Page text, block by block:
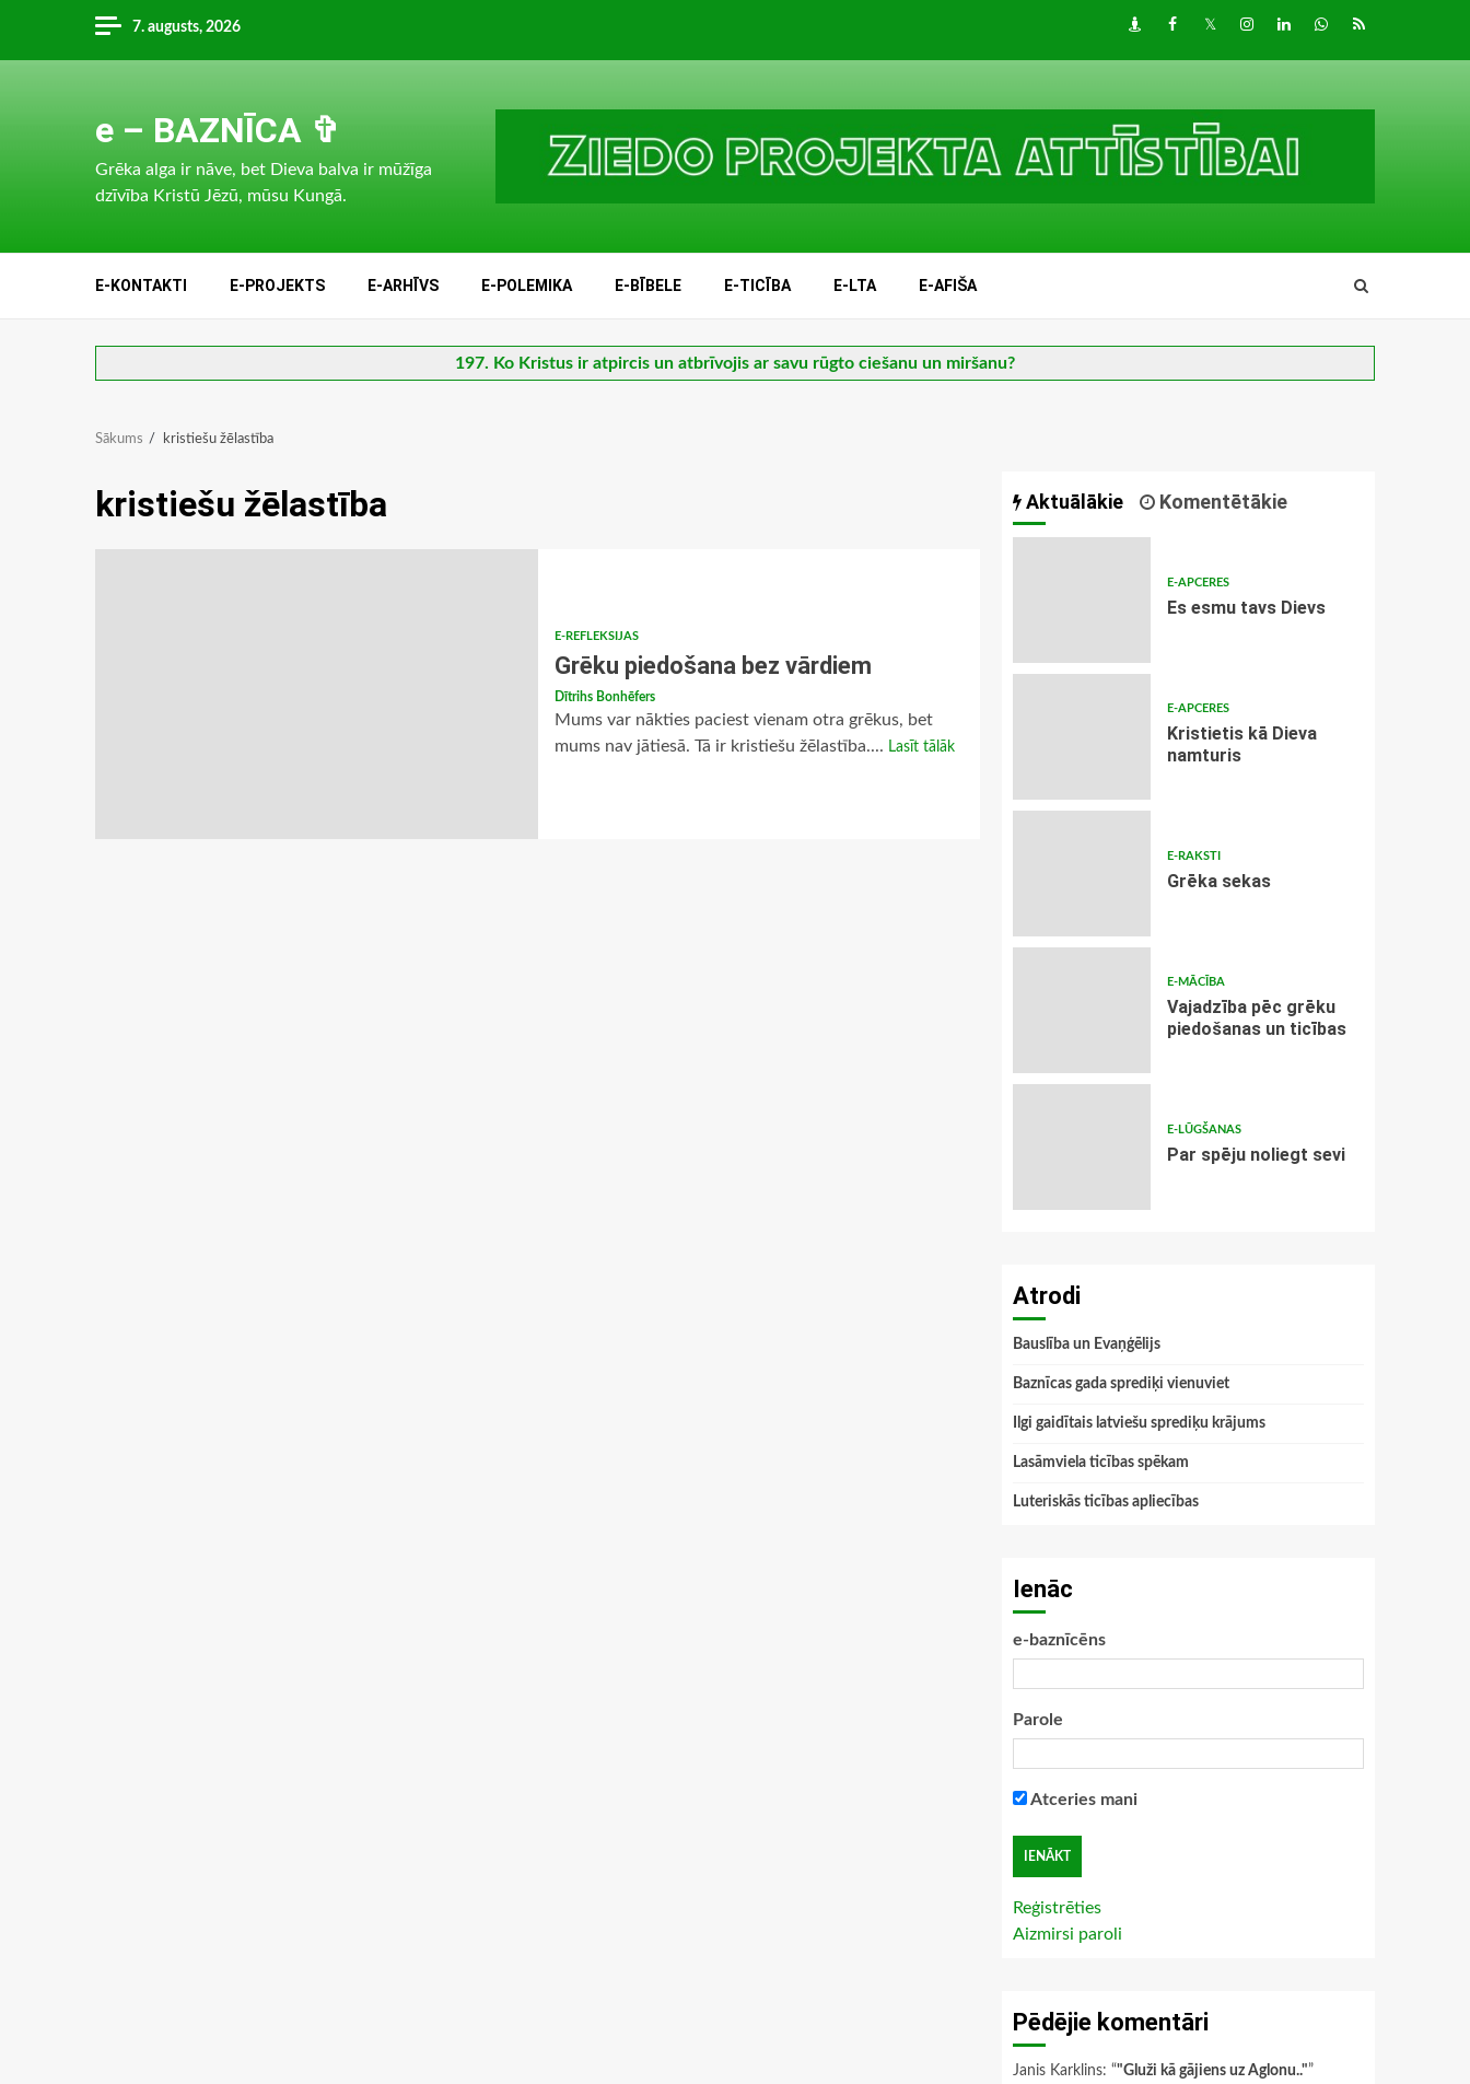
content
7. augusts, 2026 DraugiemFacebook
TwitterInstagram
LinkedInwhatsapp
RSS
e – BAZNĪCA ✞
Grēka alga ir nāve, bet Dieva balva ir mūžīga
dzīvība Kristū Jēzū, mūsu Kungā.
E-KONTAKTI E-PROJEKTS E-ARHĪVS E-POLEMIKA E-BĪBELE E-TICĪBA E-LTA E-AFIŠA
197. Ko Kristus ir atpircis un atbrīvojis ar savu rūgto ciešanu un miršanu?
Sākums kristiešu žēlastība
kristiešu žēlastība
E-REFLEKSIJAS
Grēku piedošana bez vārdiem
Dītrihs Bonhēfers
Mums var nākties paciest vienam otra grēkus, bet
mums nav jātiesā. Tā ir kristiešu žēlastība.... Lasīt tālāk
Aktuālākie Komentētākie
E-APCERES
Es esmu tavs Dievs
E-APCERES
Kristietis kā Dieva
namturis
E-RAKSTI
Grēka sekas
E-MĀCĪBA
Vajadzība pēc grēku
piedošanas un ticības
E-LŪGŠANAS
Par spēju noliegt sevi
Atrodi
Bauslība un Evaņģēlijs
Baznīcas gada sprediķi vienuviet
Ilgi gaidītais latviešu sprediķu krājums
Lasāmviela ticības spēkam
Luteriskās ticības apliecības
Ienāc
e-baznīcēns
Parole
Atceries mani
Reģistrēties
Aizmirsi paroli
Pēdējie komentāri
Janis Karklins: “"Gluži kā gājiens uz Aglonu.."”